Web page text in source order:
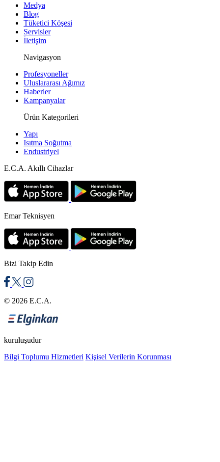
Medya
Blog
Tüketici Köşesi
Servisler
İletişim
Navigasyon
Profesyoneller
Uluslararası Ağımız
Haberler
Kampanyalar
Ürün Kategorileri
Yapı
Isıtma Soğutma
Endustriyel
E.C.A. Akıllı Cihazlar
Emar Teknisyen
Bizi Takip Edin
© 2026 E.C.A.
kuruluşudur
Bilgi Toplumu Hizmetleri Kişisel Verilerin Korunması